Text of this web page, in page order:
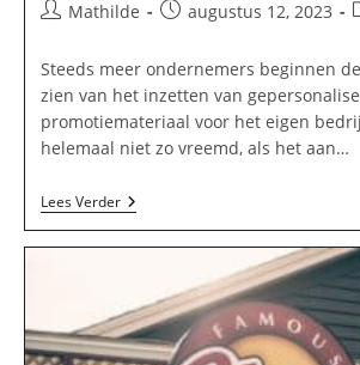
BerichtMathilde
Bericht
op:
augustus 12, 2023
Steeds meer ondernemers beginnen
zien van het inzetten van
promotiemateriaal voor het eigen
helemaal niet zo vreemd, als het aan…
Lees VerderDe
Kracht
Gepersonaliseerd
Promotiemateriaal:
En
Ideeën